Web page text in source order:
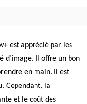
est apprécié par les
d’image. Il offre un bon
en main. Il est
Cependant, la
et le coût des